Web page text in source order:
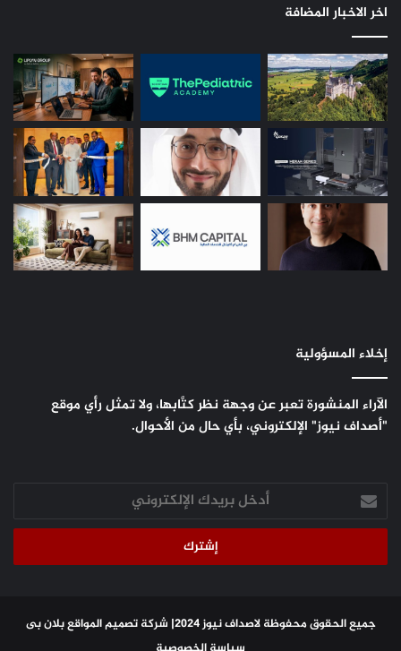
اخر الاخبار المضافة
إخلاء المسؤولية
الآراء المنشورة تعبر عن وجهة نظر كتَّابها، ولا تمثل رأي موقع
"أصداف نيوز" الإلكتروني، بأي حال من الأحوال.
أدخل
بريدك
الإلكتروني
جميع الحقوق محفوظة لاصداف نيوز 2024| شركة تصميم المواقعبلان بى